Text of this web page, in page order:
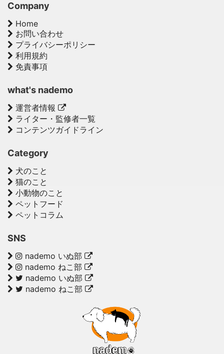
Company
Home
お問い合わせ
プライバシーポリシー
利用規約
免責事項
what's nademo
運営者情報
ライター・監修者一覧
コンテンツガイドライン
Category
犬のこと
猫のこと
小動物のこと
ペットフード
ペットコラム
SNS
nademo いぬ部
nademo ねこ部
nademo いぬ部
nademo ねこ部